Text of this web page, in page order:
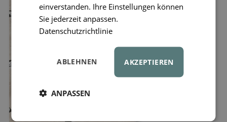
einverstanden. Ihre Einstellungen können
Sie jederzeit anpassen.
Datenschutzrichtlinie
AKZEPTIEREN
ABLEHNEN
ANPASSEN